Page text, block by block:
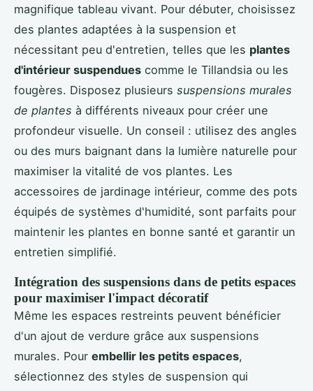
magnifique tableau vivant. Pour débuter, choisissez
des plantes adaptées à la suspension et
nécessitant peu d'entretien, telles que les plantes
d'intérieur suspendues comme le Tillandsia ou les
fougères. Disposez plusieurs suspensions murales
de plantes à différents niveaux pour créer une
profondeur visuelle. Un conseil : utilisez des angles
ou des murs baignant dans la lumière naturelle pour
maximiser la vitalité de vos plantes. Les
accessoires de jardinage intérieur, comme des pots
équipés de systèmes d'humidité, sont parfaits pour
maintenir les plantes en bonne santé et garantir un
entretien simplifié.
Intégration des suspensions dans de petits espaces
pour maximiser l'impact décoratif
Même les espaces restreints peuvent bénéficier
d'un ajout de verdure grâce aux suspensions
murales. Pour embellir les petits espaces,
sélectionnez des styles de suspension qui